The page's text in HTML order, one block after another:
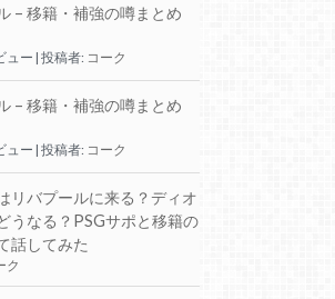
– 移籍・補強の噂まとめ
ュー 投稿者: コーク
– 移籍・補強の噂まとめ
ュー | 投稿者: コーク
リバプールに来る？ディオ
うなる？PSGサポと移籍の
話してみた
ク